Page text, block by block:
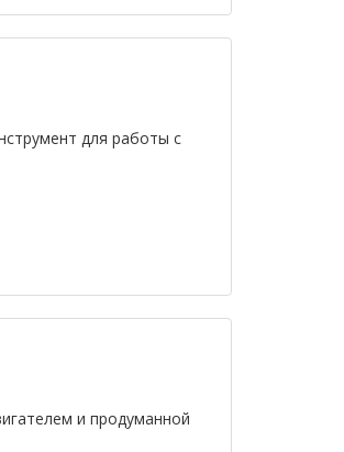
для работы с
и продуманной